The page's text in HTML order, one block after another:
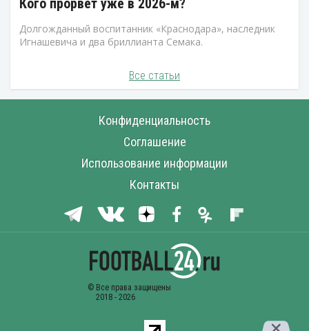
Кого прорвет уже в 2026-м?
Долгожданный воспитанник «Краснодара», наследник
Игнашевича и два бриллианта Семака.
Все статьи
Конфиденциальность
Соглашение
Использование информации
Контакты